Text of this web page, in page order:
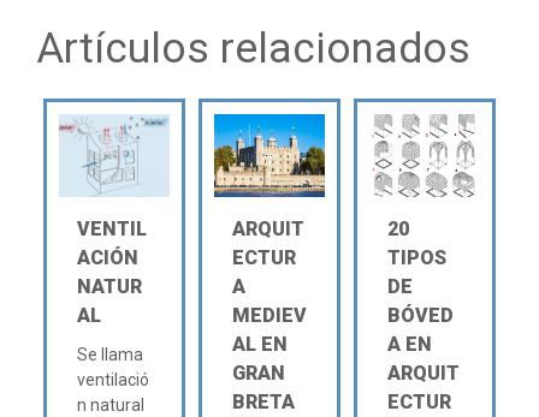
Artículos relacionados
VENTIL
ACIÓN
NATUR
AL
Se llama
ventilació
n natural
ARQUIT
ECTUR
A
MEDIEV
AL EN
GRAN
BRETA
20
TIPOS
DE
BÓVED
A EN
ARQUIT
ECTUR